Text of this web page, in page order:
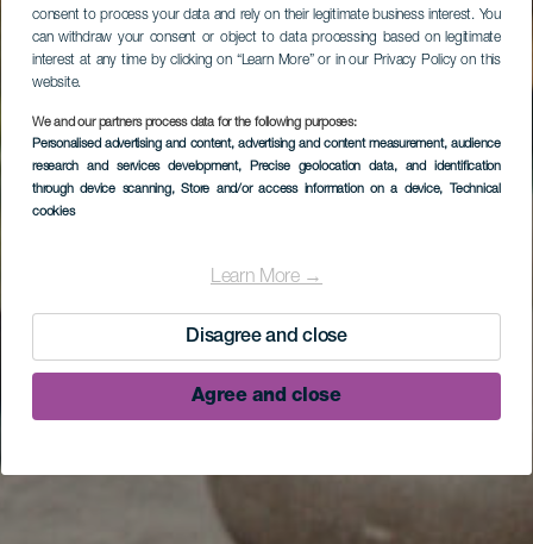
consent to process your data and rely on their legitimate business interest. You
can withdraw your consent or object to data processing based on legitimate
interest at any time by clicking on “Learn More” or in our Privacy Policy on this
website.
We and our partners process data for the following purposes:
Personalised advertising and content, advertising and content measurement, audience
research and services development, Precise geolocation data, and identification
through device scanning, Store and/or access information on a device, Technical
cookies
Learn More →
Disagree and close
Agree and close